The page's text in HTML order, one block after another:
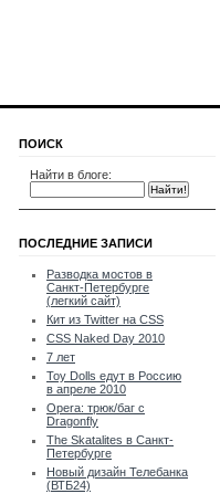
ПОИСК
Найти в блоге:
ПОСЛЕДНИЕ ЗАПИСИ
Разводка мостов в
Санкт-Петербурге
(легкий сайт)
Кит из Twitter на CSS
CSS Naked Day 2010
7 лет
Toy Dolls едут в Россию
в апреле 2010
Opera: трюк/баг с
Dragonfly
The Skatalites в Санкт-
Петербурге
Новый дизайн Телебанка
(ВТБ24)